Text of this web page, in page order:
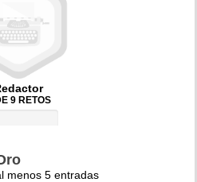
9 RETOS
menos 5 entradas